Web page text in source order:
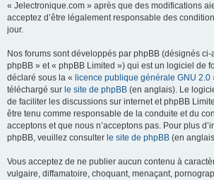
« Jelectronique.com » après que des modifications
acceptez d’être légalement responsable des
jour.
Nos forums sont développés par phpBB (désignés ci-
phpBB » et « phpBB Limited ») qui est un logiciel de
déclaré sous la « licence publique générale GNU 2.0
téléchargé sur le site de phpBB (en anglais). Le
de faciliter les discussions sur internet et phpBB
être tenu comme responsable de la conduite et du
acceptons et que nous n’acceptons pas. Pour plus
phpBB, veuillez consulter le site de phpBB (en
Vous acceptez de ne publier aucun contenu à
vulgaire, diffamatoire, choquant, menaçant,